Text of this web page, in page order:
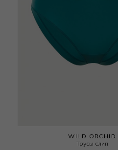
WILD ORCHID
Трусы слип